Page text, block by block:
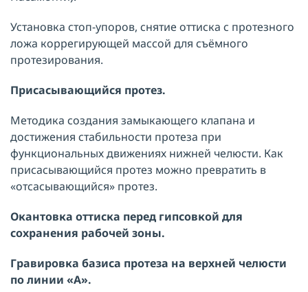
Установка стоп-упоров, снятие оттиска с протезного
ложа коррегирующей массой для съёмного
протезирования.
Присасывающийся протез.
Методика создания замыкающего клапана и
достижения стабильности протеза при
функциональных движениях нижней челюсти. Как
присасывающийся протез можно превратить в
«отсасывающийся» протез.
Окантовка оттиска перед гипсовкой для
сохранения рабочей зоны.
Гравировка базиса протеза на верхней челюсти
по линии «А».